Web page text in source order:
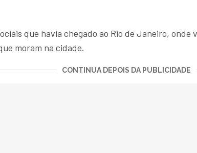
que havia chegado ao Rio de Janeiro,
moram na cidade.
CONTINUA DEPOIS DA PUBLICIDADE